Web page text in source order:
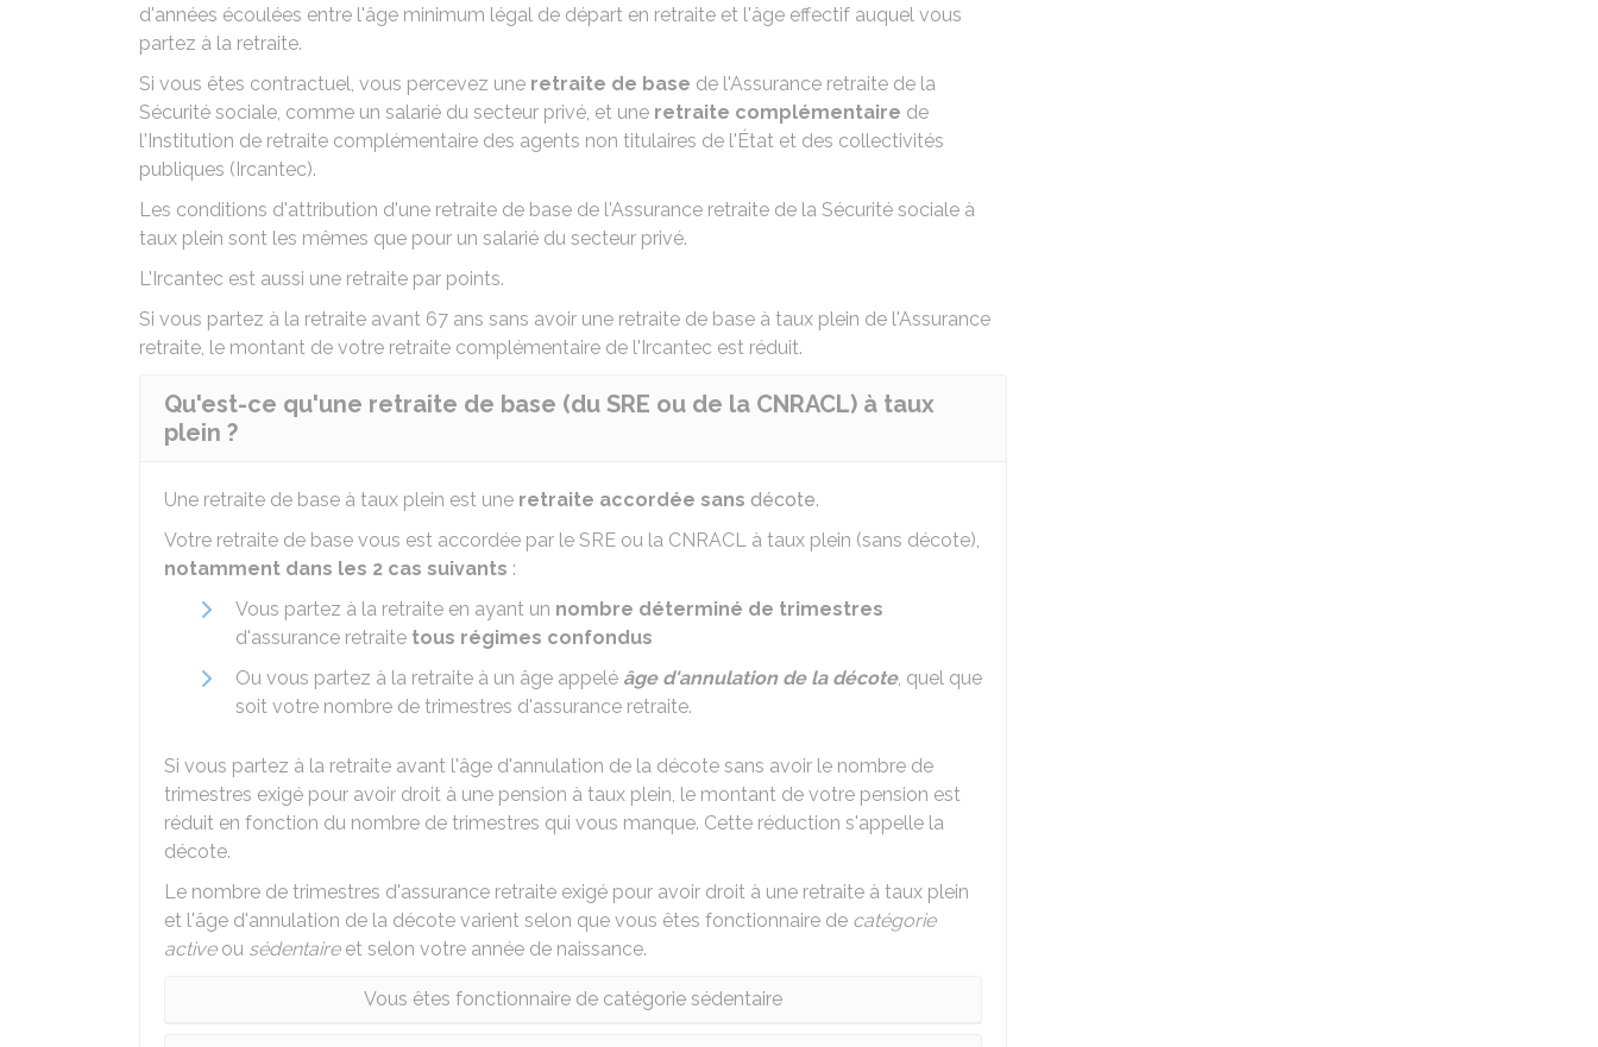
d'années écoulées entre l'âge minimum légal de départ en retraite et l'âge effectif auquel vous
partez à la retraite.
Si vous êtes contractuel, vous percevez une retraite de base de l'Assurance retraite de la
Sécurité sociale, comme un salarié du secteur privé, et une retraite complémentaire de
l'Institution de retraite complémentaire des agents non titulaires de l'État et des collectivités
publiques (Ircantec).
Les conditions d'attribution d'une retraite de base de l'Assurance retraite de la Sécurité sociale à
taux plein sont les mêmes que pour un salarié du secteur privé.
L'Ircantec est aussi une retraite par points.
Si vous partez à la retraite avant 67 ans sans avoir une retraite de base à taux plein de l'Assurance
retraite, le montant de votre retraite complémentaire de l'Ircantec est réduit.
Qu'est-ce qu'une retraite de base (du SRE ou de la CNRACL) à taux
plein ?
Une retraite de base à taux plein est une retraite accordée sans décote.
Votre retraite de base vous est accordée par le SRE ou la CNRACL à taux plein (sans décote),
notamment dans les 2 cas suivants :
Vous partez à la retraite en ayant un nombre déterminé de trimestres
d'assurance retraite tous régimes confondus
Ou vous partez à la retraite à un âge appelé âge d'annulation de la décote, quel que
soit votre nombre de trimestres d'assurance retraite.
Si vous partez à la retraite avant l'âge d'annulation de la décote sans avoir le nombre de
trimestres exigé pour avoir droit à une pension à taux plein, le montant de votre pension est
réduit en fonction du nombre de trimestres qui vous manque. Cette réduction s'appelle la
décote.
Le nombre de trimestres d'assurance retraite exigé pour avoir droit à une retraite à taux plein
et l'âge d'annulation de la décote varient selon que vous êtes fonctionnaire de catégorie
activeou sédentaireet selon votre année de naissance.
Vous êtes fonctionnaire de catégorie sédentaire